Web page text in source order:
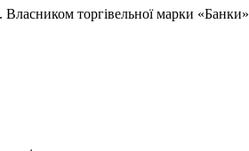
торгівельної марки